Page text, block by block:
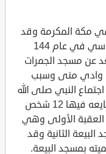
مكة المكرمة وقد
تم بناؤة من قبل الخليفة المأمون العباسي في عام 144
وهو يعد عن مسجد الجمرات
متر عند أسفل وادي منى وسبب
النبي صلى الله
عليه وسلم بالأنصار في المباعة التي بايعه فيها 12 شخص
الأولى وهي
الثانية وقد